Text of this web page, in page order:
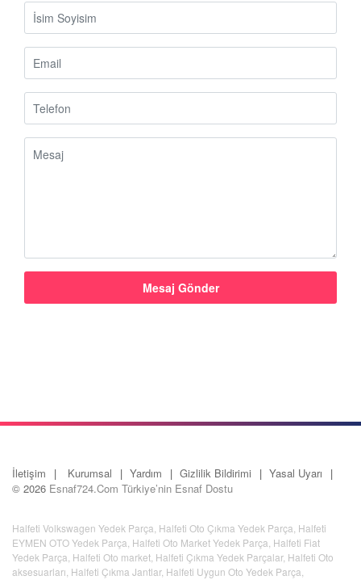
İletişim Kurumsal Yardım Gizlilik Bildirimi
Yasal Uyarı
© 2026 Esnaf724.Com Türkiye’nin Esnaf Dostu
Halfeti Volkswagen Yedek Parça Halfeti Oto Çıkma Yedek Parça Halfeti
EYMEN OTO Yedek Parça Halfeti Oto Market Yedek Parça Halfeti Fiat
Yedek Parça Halfeti Oto market Halfeti Çıkma Yedek Parçalar, Halfeti Oto
aksesuarları Halfeti Çıkma Jantlar, Halfeti Uygun Oto Yedek Parça